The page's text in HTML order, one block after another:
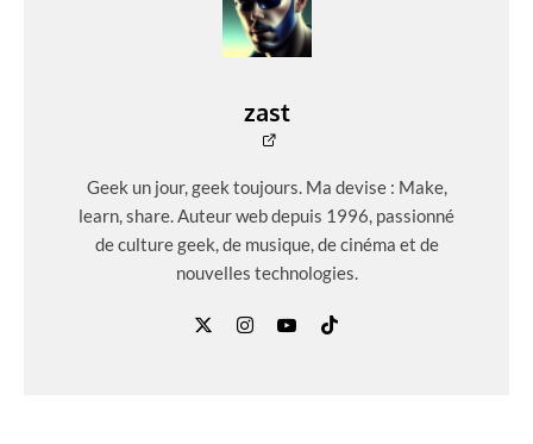
zast
Geek un jour, geek toujours. Ma devise : Make,
learn, share. Auteur web depuis 1996, passionné
de culture geek, de musique, de cinéma et de
nouvelles technologies.